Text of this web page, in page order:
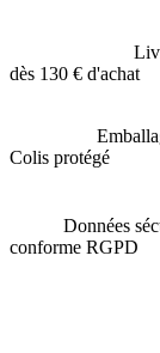
dès 130 € d'achat
Colis protégé
Données
conforme RGPD